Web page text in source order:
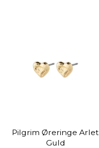
Pilgrim Øreringe Arlet
Guld